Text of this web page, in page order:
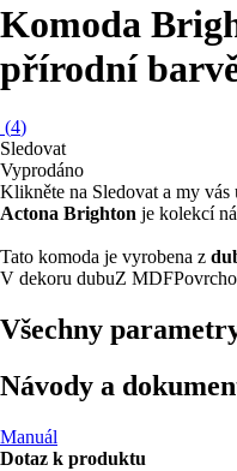
Komoda
přírodní
(4)
Sledovat
Vyprodáno
Klikněte na Sledovat a my
Actona Brighton je kolekcí
Tato komoda je vyrobena z
V dekoru dubuZ MDF
Všechny
Návody a
Manuál
Dotaz k produktu